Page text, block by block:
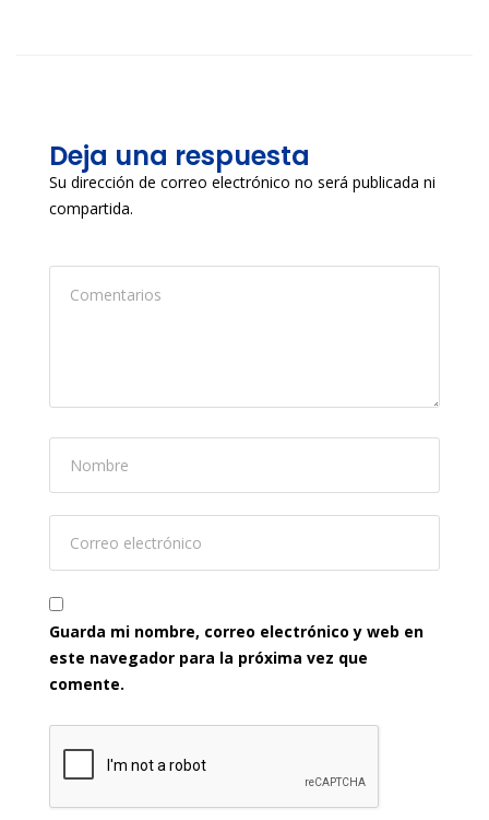
Deja una respuesta
Su dirección de correo electrónico no será publicada ni
compartida.
Guarda mi nombre, correo electrónico y web en
este navegador para la próxima vez que
comente.